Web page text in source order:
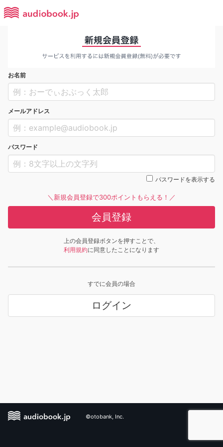
お名前
メールアドレス
パスワード
パスワードを表示する
＼新規会員登録で300ポイントもらえる！／
会員登録
上の会員登録ボタンを押すことで、
利用規約に同意したことになります
すでに会員の場合
ログイン
©otobank, Inc.